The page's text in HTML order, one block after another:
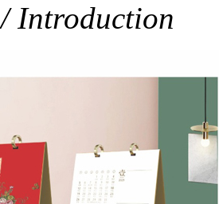
/ Introduction